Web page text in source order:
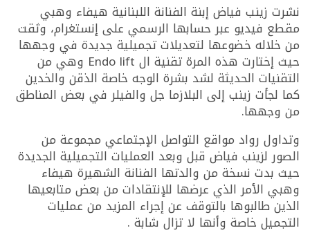
نشرت زينب فياض إبنة الفنانة اللبنانية هيفاء وهبي
مقطع فيديو عبر حسابها الرسمي على إنستغرام، وثقت
من خلاله خضوعها لتعديلات تجميلية جديدة في وجهها
حيث إختارت هذه المرة تقنية ال Endo lift وهي من
التقنيات الحديثة لشد بشرة الوجه خاصة الذقن والخدين
كما لجأت زينب إلى البلازما جل والفيلر في بعض المناطق
من وجهها.
وتداول رواد مواقع التواصل الإجتماعي مجموعة من
الصور لزينب فياض قبل وبعد العمليات التجميلية الجديدة
حيث بدت نسخة من والدتها الفنانة الشهيرة هيفاء
وهبي الأمر الذي عرضها للإنتقادات من بعض متابعيها
الذين طالبوها بالتوقف عن إجراء المزيد من عمليات
التجميل خاصة وأنها لا تزال شابة .